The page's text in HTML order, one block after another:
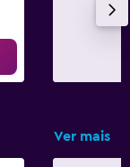
Ver mais